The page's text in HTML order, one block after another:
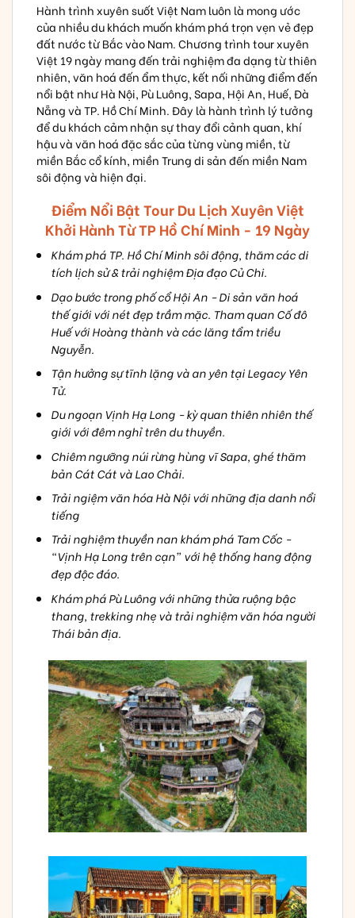
Hành trình xuyên suốt Việt Nam luôn là mong ước
của nhiều du khách muốn khám phá trọn vẹn vẻ đẹp
đất nước từ Bắc vào Nam. Chương trình tour xuyên
Việt 19 ngày mang đến trải nghiệm đa dạng từ thiên
nhiên, văn hoá đến ẩm thực, kết nối những điểm đến
nổi bật như Hà Nội, Pù Luông, Sapa, Hội An, Huế, Đà
Nẵng và TP. Hồ Chí Minh. Đây là hành trình lý tưởng
để du khách cảm nhận sự thay đổi cảnh quan, khí
hậu và văn hoá đặc sắc của từng vùng miền, từ
miền Bắc cổ kính, miền Trung di sản đến miền Nam
sôi động và hiện đại.
Điểm Nổi Bật Tour Du Lịch Xuyên Việt
Khởi Hành Từ TP Hồ Chí Minh - 19 Ngày
Khám phá TP. Hồ Chí Minh sôi động, thăm các di
tích lịch sử & trải nghiệm Địa đạo Củ Chi.
Dạo bước trong phố cổ Hội An - Di sản văn hoá
thế giới với nét đẹp trầm mặc. Tham quan Cố đô
Huế với Hoàng thành và các lăng tẩm triều
Nguyễn.
Tận hưởng sự tĩnh lặng và an yên tại Legacy Yên
Tử.
Du ngoạn Vịnh Hạ Long - kỳ quan thiên nhiên thế
giới với đêm nghỉ trên du thuyền.
Chiêm ngưỡng núi rừng hùng vĩ Sapa, ghé thăm
bản Cát Cát và Lao Chải.
Trải ngiệm văn hóa Hà Nội với những địa danh nổi
tiếng
Trải nghiệm thuyền nan khám phá Tam Cốc -
“Vịnh Hạ Long trên cạn” với hệ thống hang động
đẹp độc đáo.
Khám phá Pù Luông với những thửa ruộng bậc
thang, trekking nhẹ và trải nghiệm văn hóa người
Thái bản địa.